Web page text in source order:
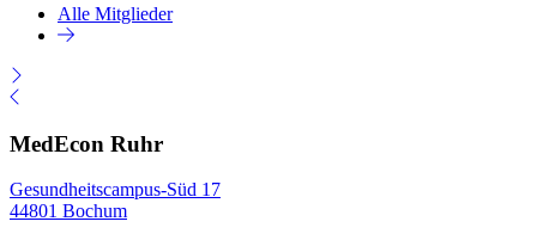
Alle Mitglieder
MedEcon Ruhr
Gesundheitscampus-Süd 17
44801 Bochum